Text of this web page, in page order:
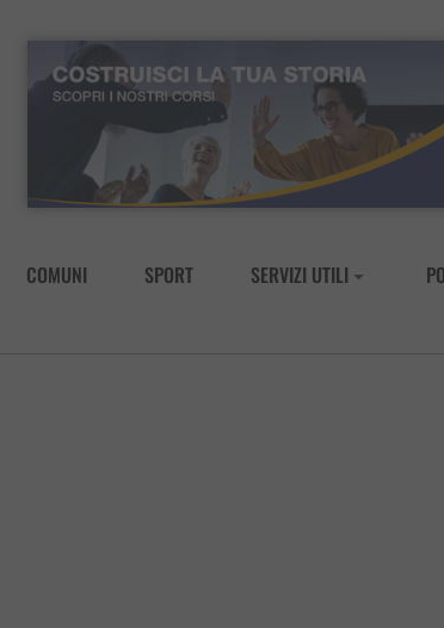
COMUNI SPORT SERVIZI UTILI